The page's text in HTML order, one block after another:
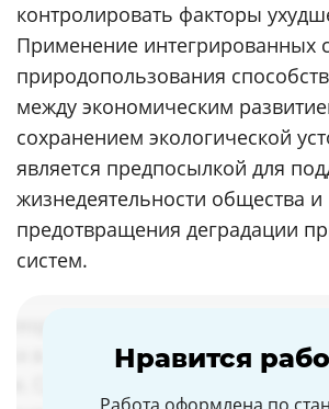
контролировать факторы
Применение интегрированных
природопользования
между экономическим
сохранением экологической
является предпосылкой для
жизнедеятельности общества и
предотвращения деградации
систем.
Нравится